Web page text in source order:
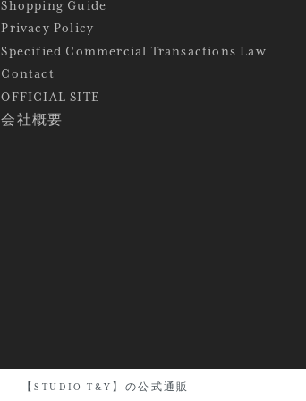
Shopping Guide
Privacy Policy
Specified Commercial Transactions Law
Contact
OFFICIAL SITE
会社概要
【STUDIO T&Y】の公式通販